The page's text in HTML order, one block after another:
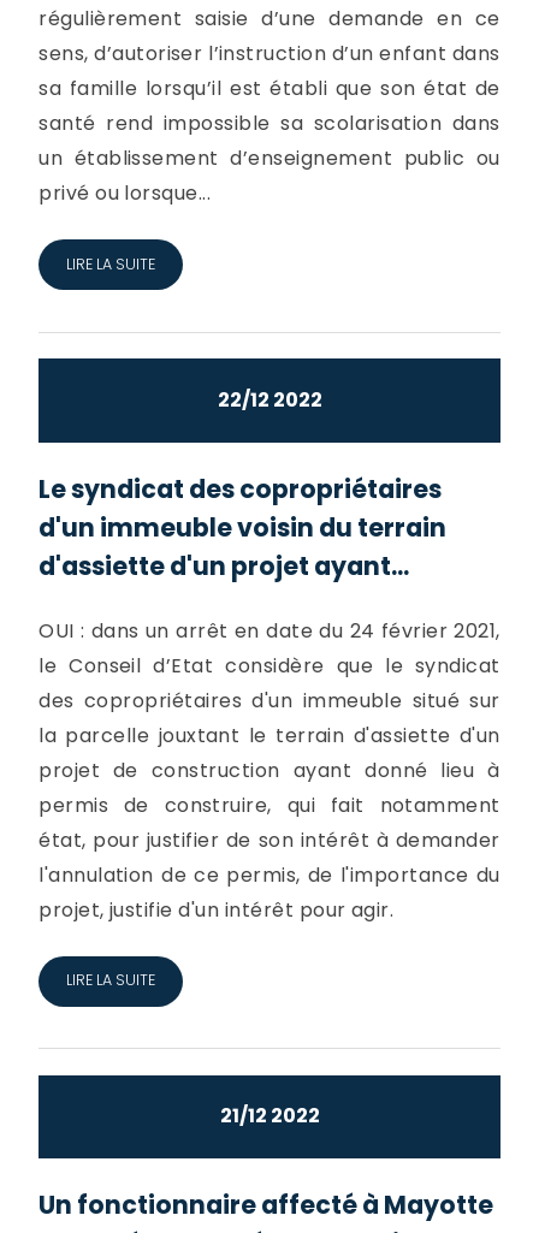
régulièrement saisie d’une demande en ce
sens, d’autoriser l’instruction d’un enfant dans
sa famille lorsqu’il est établi que son état de
santé rend impossible sa scolarisation dans
un établissement d’enseignement public ou
privé ou lorsque...
LIRE LA SUITE
22/12 2022
Le syndicat des copropriétaires
d'un immeuble voisin du terrain
d'assiette d'un projet ayant...
OUI : dans un arrêt en date du 24 février 2021,
le Conseil d’Etat considère que le syndicat
des copropriétaires d'un immeuble situé sur
la parcelle jouxtant le terrain d'assiette d'un
projet de construction ayant donné lieu à
permis de construire, qui fait notamment
état, pour justifier de son intérêt à demander
l'annulation de ce permis, de l'importance du
projet, justifie d'un intérêt pour agir.
LIRE LA SUITE
21/12 2022
Un fonctionnaire affecté à Mayotte